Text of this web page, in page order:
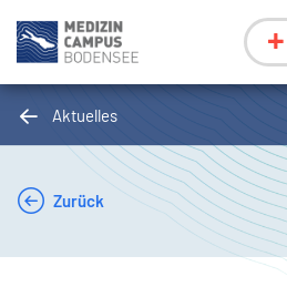
Aktuelles
Zurück